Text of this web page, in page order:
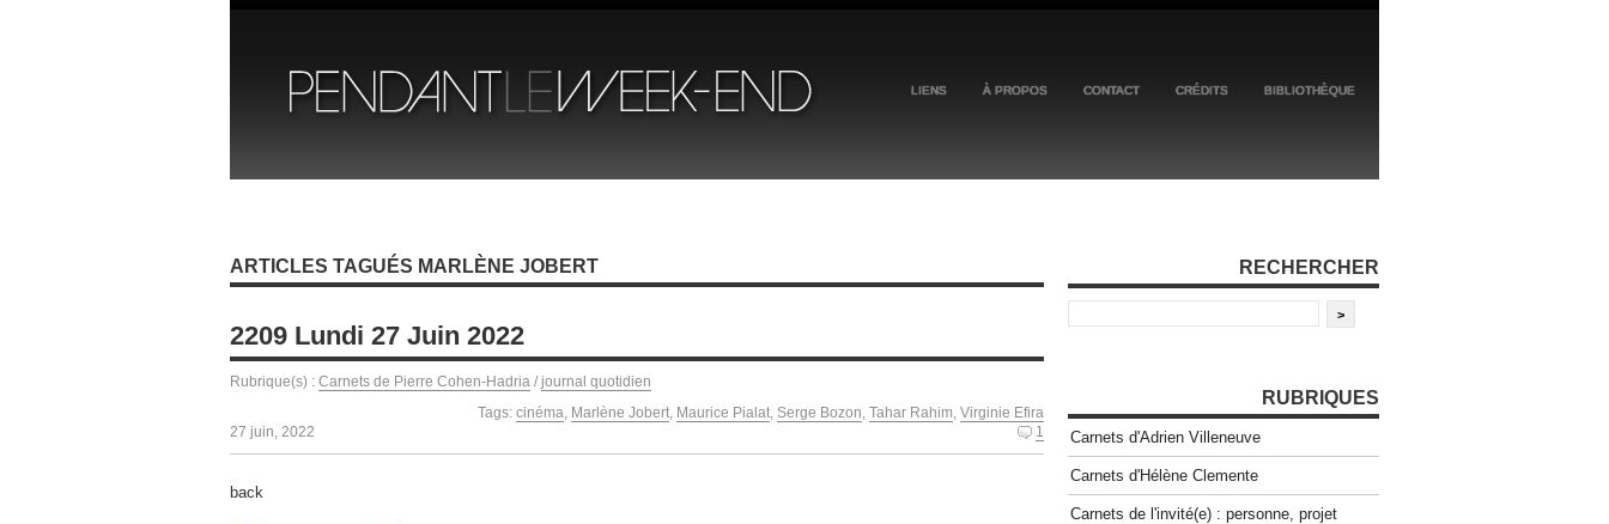
LIENS À PROPOS CONTACT CRÉDITS BIBLIOTHÈQUE
ARTICLES TAGUÉS MARLÈNE JOBERT
2209 Lundi 27 Juin 2022
Rubrique(s) : Carnets de Pierre Cohen-Hadria / journal quotidien
Tags: cinéma, Marlène Jobert, Maurice Pialat, Serge Bozon, Tahar Rahim, Virginie Efira
27 juin, 2022
1
back
RECHERCHER
RUBRIQUES
Carnets d'Adrien Villeneuve
Carnets d'Hélène Clemente
Carnets de l'invité(e) : personne, projet